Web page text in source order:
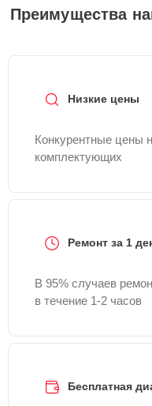
Преимущества
Низкие цены
Конкурентные цены
комплектующих
Ремонт за 1
В 95% случаев
в течение 1-2 часов
Бесплатная